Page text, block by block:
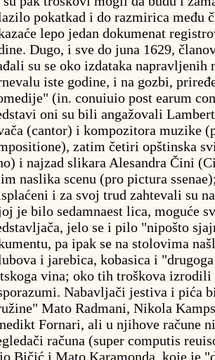
pokatkad i do razmirica među
lepo jedan dokumenat
Dugo, i sve do juna 1629,
su se oko izdataka napravljenih
iste godine, i na gozbi,
(in. conuiuio post earum
oni su bili angažovali
(cantor) i kompozitora muzike
zatim četiri opštinska
i najzad slikara Alesandra Čini
naslika scenu (pro pictura
i za svoj trud zahtevali su
je bilo sedamnaest lica, moguće
jelo se i pilo "nipošto
pa ipak se na stolovima
i jarebica, kobasica i
vina; oko tih troškova izrodili
Nabavljači jestiva i pića
Mato Radmani, Nikola
Fornari, ali u njihove račune
računa (super computis
Bičić i Mato Karamonda, koje je